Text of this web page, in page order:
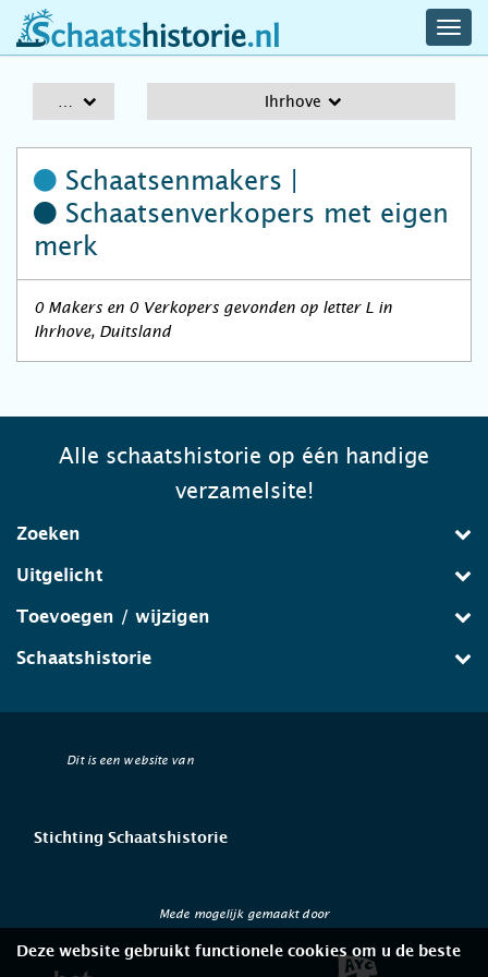
schaatshistorie.nl
Ihrhove
Schaatsenmakers |
Schaatsenverkopers met eigen
merk
0 Makers en 0 Verkopers gevonden op letter L in
Ihrhove, Duitsland
Alle schaatshistorie op één handige
verzamelsite!
Zoeken
Uitgelicht
Toevoegen / wijzigen
Schaatshistorie
Dit is een website van
Stichting Schaatshistorie
Mede mogelijk gemaakt door
Deze website gebruikt functionele cookies om u de beste